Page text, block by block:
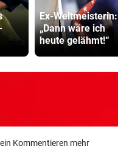
Ex-Weltmeisterin:
„Dann wäre ich
heute gelähmt!“
Kommentieren mehr